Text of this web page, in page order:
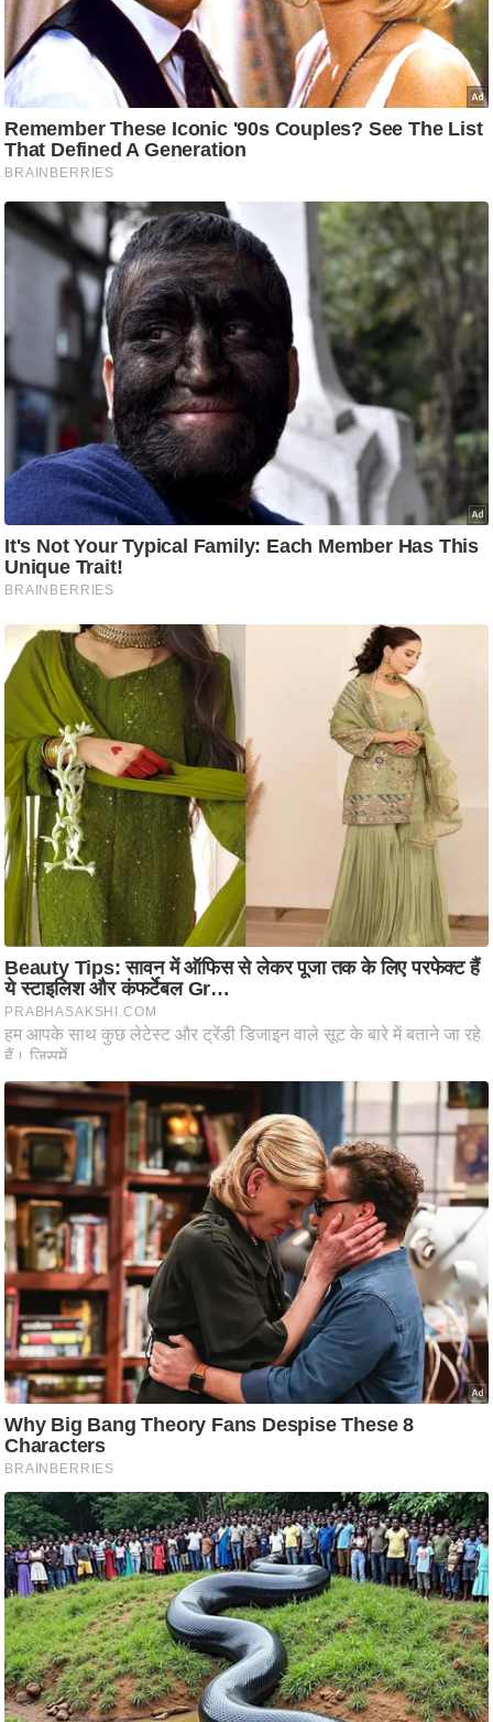
शि
प
ज
नी
ति
वि
श्ले
ष
सा
म
क
मा
तृ
भू
मि
भ
ए
म
.
आ
र
.
आ
ई
.
चा
य
प
र
स
मी
क्षा
ध
र्म
ज्यो
ति
ष
भु
म
हि
मा
/
ध
र्म
स्थ
ल
व्र
त
त्यो
हा
र